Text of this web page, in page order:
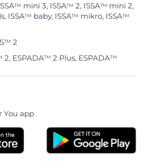
TM mini 3, ISSATM 2, ISSATM mini 2,
ISSATM baby, ISSATM mikro, ISSATM
TM 2
2, ESPADATM 2 Plus, ESPADATM
You app
预计送达日期8/9/26
预计送达日期
预计送达日期
预计送达日期8/10/26